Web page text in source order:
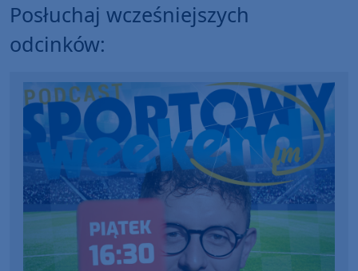
Posłuchaj wcześniejszych
odcinków: